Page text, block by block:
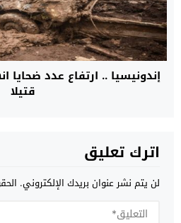
قتيلا
اترك تعليق
لن يتم نشر عنوان بريدك الإلكتروني.